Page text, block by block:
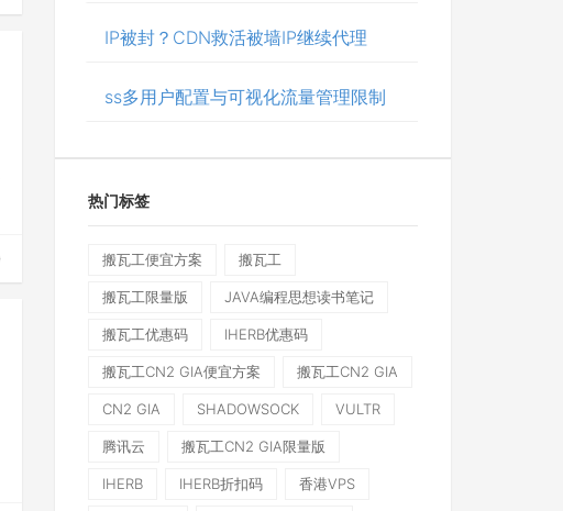
IP被封？CDN救活被墙IP继续代理
ss多用户配置与可视化流量管理限制
热门标签
搬瓦工便宜方案 搬瓦工
搬瓦工限量版 JAVA编程思想读书笔记
搬瓦工优惠码 IHERB优惠码
搬瓦工CN2 GIA便宜方案 搬瓦工CN2 GIA
CN2 GIA SHADOWSOCK VULTR
腾讯云 搬瓦工CN2 GIA限量版
IHERB IHERB折扣码 香港VPS